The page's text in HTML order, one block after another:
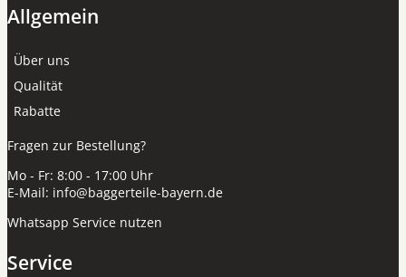
Allgemein
Über uns
Qualität
Rabatte
Fragen zur Bestellung?
Mo - Fr: 8:00 - 17:00 Uhr
E-Mail: info@baggerteile-bayern.de
Whatsapp Service nutzen
Service